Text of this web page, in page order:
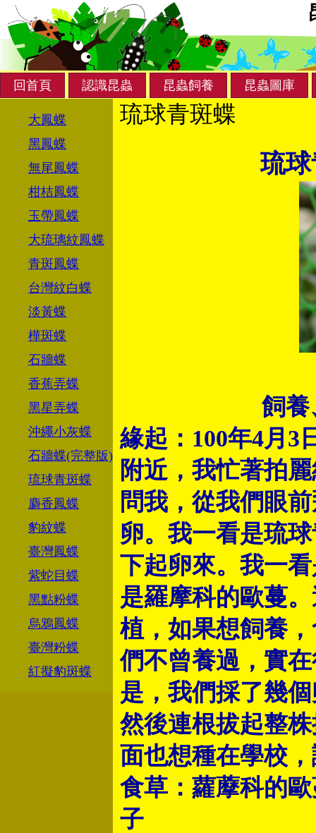
回首頁 認識昆蟲 昆蟲飼養 昆蟲圖庫
琉球青斑蝶
琉
飼
緣起：100年4月3
附近，我忙著拍
問我，從我們眼
卵。我一看是琉
下起卵來。我一
是羅摩科的歐蔓
植，如果想飼養
們不曾養過，實
是，我們採了幾
然後連根拔起整
面也想種在學校
食草： 蘿藦科的
子
大鳳蝶
黑鳳蝶
無尾鳳蝶
柑桔鳳蝶
玉帶鳳蝶
大琉璃紋鳳蝶
青斑鳳蝶
台灣紋白蝶
淡黃蝶
樺斑蝶
石牆蝶
香蕉弄蝶
黑星弄蝶
沖繩小灰蝶
石牆蝶(完整版)
琉球青斑蝶
麝香鳳蝶
豹紋蝶
臺灣鳳蝶
紫蛇目蝶
黑點粉蝶
烏鴉鳳蝶
臺灣粉蝶
紅擬豹斑蝶